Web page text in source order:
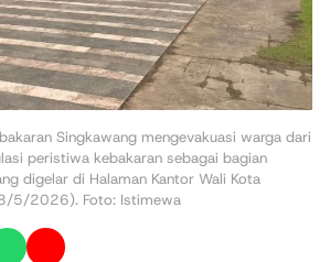
Singkawang mengevakuasi warga dari
peristiwa kebakaran sebagai bagian
digelar di Halaman Kantor Wali Kota
5/2026). Foto: Istimewa